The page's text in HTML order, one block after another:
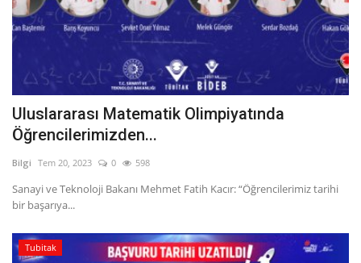
Uluslararası Matematik Olimpiyatında
Öğrencilerimizden...
Bilgi Tem 20, 2023 0 598
Sanayi ve Teknoloji Bakanı Mehmet Fatih Kacır: “Öğrencilerimiz tarihi
bir başarıya...
Tubitak